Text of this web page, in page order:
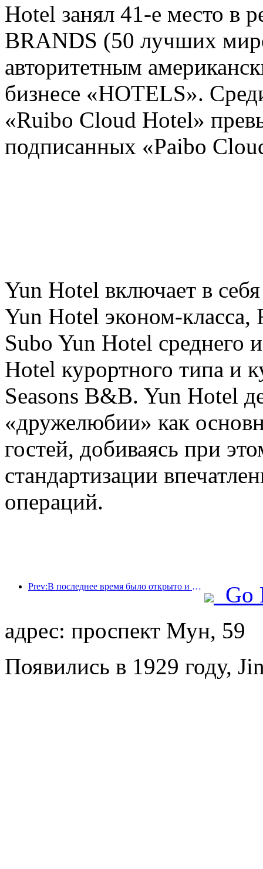
Hotel занял 41-е место в
BRANDS (50 лучших
авторитетным
бизнесе «HOTELS».
«Ruibo Cloud Hotel»
подписанных «Paibo
Yun Hotel включает в
Yun Hotel эконом-класса,
Subo Yun Hotel среднего
Hotel курортного типа и
Seasons B&B. Yun Hotel
«дружелюбии» как
гостей, добиваясь при
стандартизации
операций.
Prev:В последнее время было открыто и расширено множество международных маршрутов.
Go
адрес: проспект Мун, 59
Появились в 1929 году,